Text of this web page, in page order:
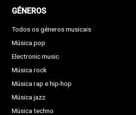
GÉNEROS
Todos os géneros musicais
Música pop
Electronic music
Música rock
Música rap e hip-hop
Música jazz
Música techno